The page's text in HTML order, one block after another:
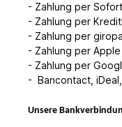
- Zahlung per
- Zahlung per
- Zahlung per
- Zahlung per
- Zahlung per
- Bancontact, iDeal,
Unsere